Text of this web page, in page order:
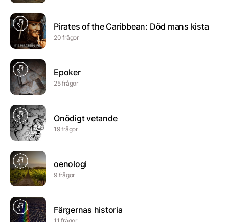
Pirates of the Caribbean: Död mans kista
20 frågor
Epoker
25 frågor
Onödigt vetande
19 frågor
oenologi
9 frågor
Färgernas historia
11 frågor